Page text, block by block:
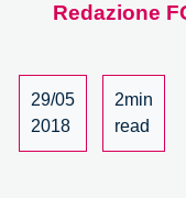
Redazione
29/05
2018
2min
read